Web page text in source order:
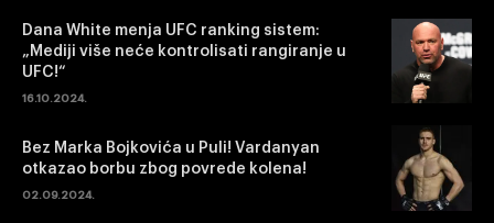
Dana White menja UFC ranking sistem:
„Mediji više neće kontrolisati rangiranje u
UFC!“
16.10.2024.
Bez Marka Bojkovića u Puli! Vardanyan
otkazao borbu zbog povrede kolena!
02.09.2024.